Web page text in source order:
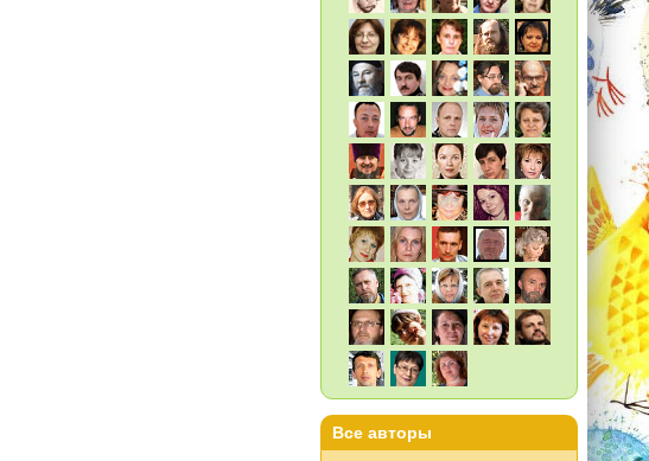
Все авторы